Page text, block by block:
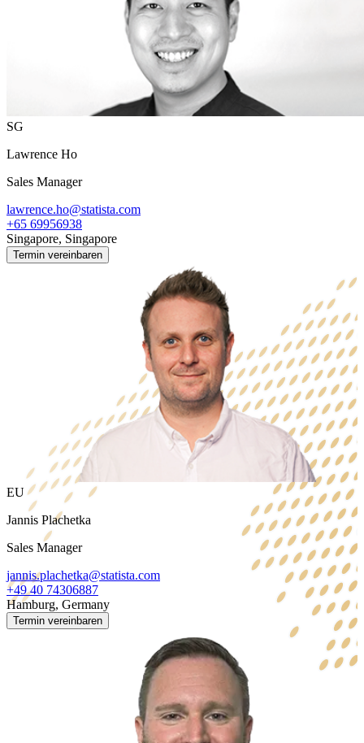
SG
Lawrence Ho
Sales Manager
lawrence.ho@statista.com
+65 69956938
Singapore, Singapore
Termin vereinbaren
EU
Jannis Plachetka
Sales Manager
jannis.plachetka@statista.com
+49 40 74306887
Hamburg, Germany
Termin vereinbaren